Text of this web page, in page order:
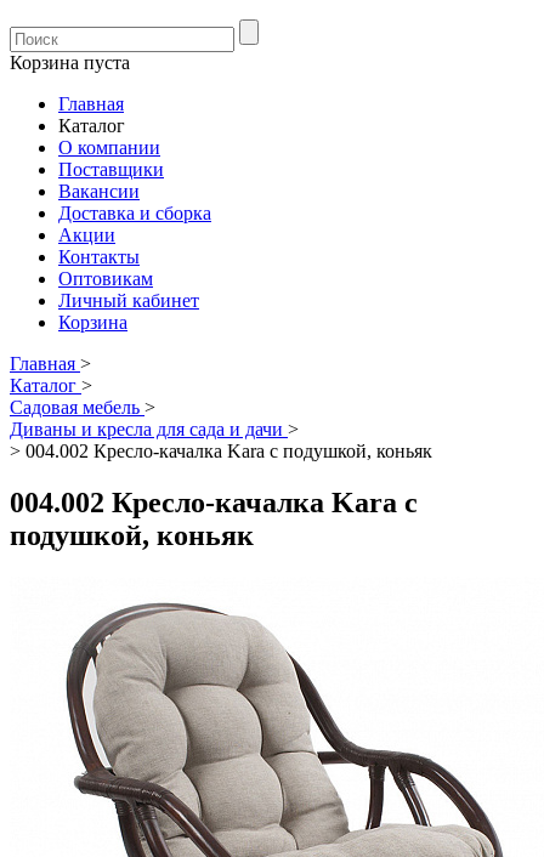
Корзина пуста
Главная
Каталог
О компании
Поставщики
Вакансии
Доставка и сборка
Акции
Контакты
Оптовикам
Личный кабинет
Корзина
Главная >
Каталог >
Садовая мебель >
Диваны и кресла для сада и дачи >
> 004.002 Кресло-качалка Kara с подушкой, коньяк
004.002 Кресло-качалка Kara с
подушкой, коньяк